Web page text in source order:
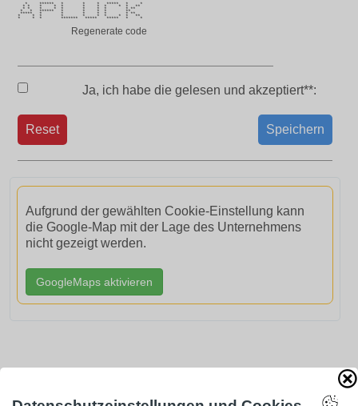
* ****** * * * ***** * *
* * * * * * * * * * **
* * * * * * * * * **
* * ****** * * * * **
***** * * * * * * **
* * * * * * * * * **
* * * ******* ***** ***** * *
Regenerate code
Ja, ich habe die gelesen und akzeptiert**:
Speichern
Reset
Aufgrund der gewählten Cookie-Einstellung kann
die Google-Map mit der Lage des Unternehmens
nicht gezeigt werden.
GoogleMaps aktivieren